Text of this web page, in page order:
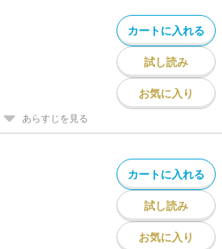
カートに入れる
試し読み
お気に入り
あらすじを見る
カートに入れる
試し読み
お気に入り